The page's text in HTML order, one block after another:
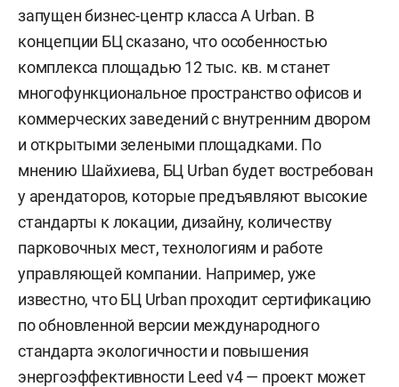
запущен бизнес-центр класса А Urban. В
концепции БЦ сказано, что особенностью
комплекса площадью 12 тыс. кв. м станет
многофункциональное пространство офисов и
коммерческих заведений с внутренним двором
и открытыми зелеными площадками. По
мнению Шайхиева, БЦ Urban будет востребован
у арендаторов, которые предъявляют высокие
стандарты к локации, дизайну, количеству
парковочных мест, технологиям и работе
управляющей компании. Например, уже
известно, что БЦ Urban проходит сертификацию
по обновленной версии международного
стандарта экологичности и повышения
энергоэффективности Leed v4 — проект может